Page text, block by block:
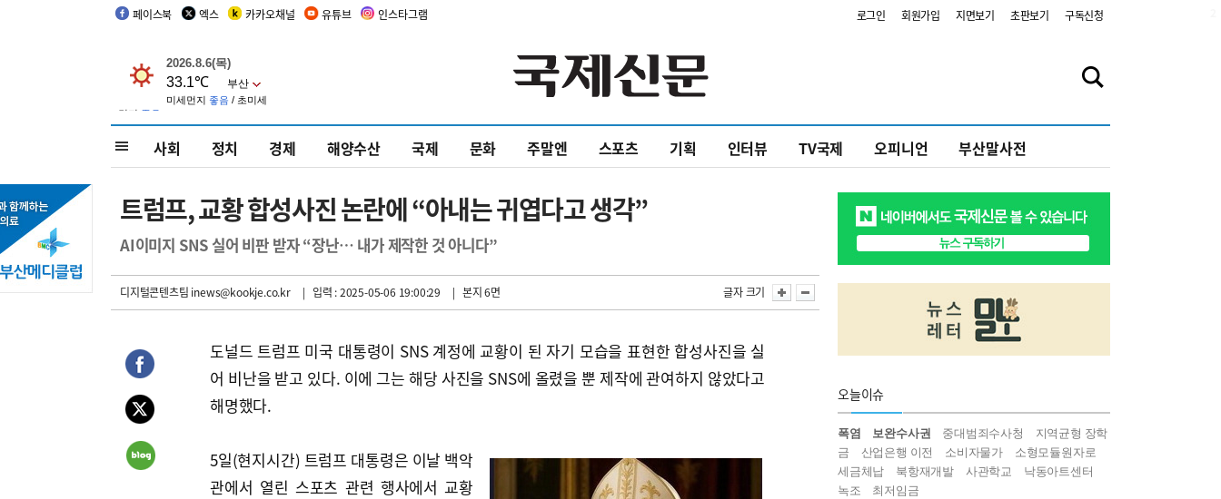
페이스북 엑스 카카오채널 유튜브 인스타그램 로그인 회원가입 지면보기 초판보기 구독신청
사회 정치 경제 해양수산 국제 문화 주말엔 스포츠 기획 인터뷰 TV국제 오피니언 부산말사전
트럼프, 교황 합성사진 논란에 “아내는 귀엽다고 생각”
AI이미지 SNS 실어 비판 받자 “장난… 내가 제작한 것 아니다”
디지털콘텐츠팀 inews@kookje.co.kr | 입력 : 2025-05-06 19:00:29 | 본지 6면 글자 크기
도널드 트럼프 미국 대통령이 SNS 계정에 교황이 된 자기 모습을 표현한 합성사진을 실
어 비난을 받고 있다. 이에 그는 해당 사진을 SNS에 올렸을 뿐 제작에 관여하지 않았다고
해명했다.
5일(현지시간) 트럼프 대통령은 이날 백악
관에서 열린 스포츠 관련 행사에서 교황
오늘이슈
폭염 보완수사권 중대범죄수사청
지역균형 장학
금
산업은행 이전 소비자물가
소형모듈원자로
세금체납
북항재개발 사관학교
낙동아트센터
녹조
최저임금